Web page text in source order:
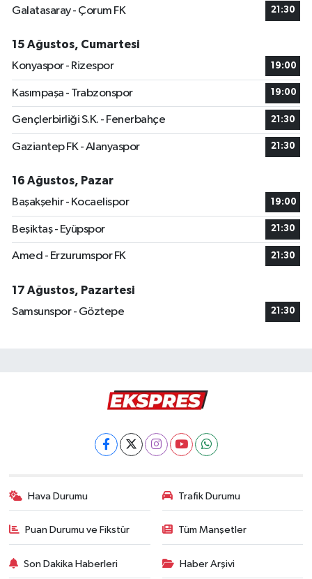
Galatasaray - Çorum FK
21:30
15 Ağustos, Cumartesi
Konyaspor - Rizespor
19:00
Kasımpaşa - Trabzonspor 19:00
Gençlerbirliği S.K. - Fenerbahçe 21:30
Gaziantep FK - Alanyaspor 21:30
16 Ağustos, Pazar
Başakşehir - Kocaelispor
19:00
Beşiktaş - Eyüpspor 21:30
Amed - Erzurumspor FK 21:30
17 Ağustos, Pazartesi
Samsunspor - Göztepe
21:30
Hava Durumu Trafik Durumu
Puan Durumu ve Fikstür Tüm Manşetler
Son Dakika Haberleri Haber Arşivi